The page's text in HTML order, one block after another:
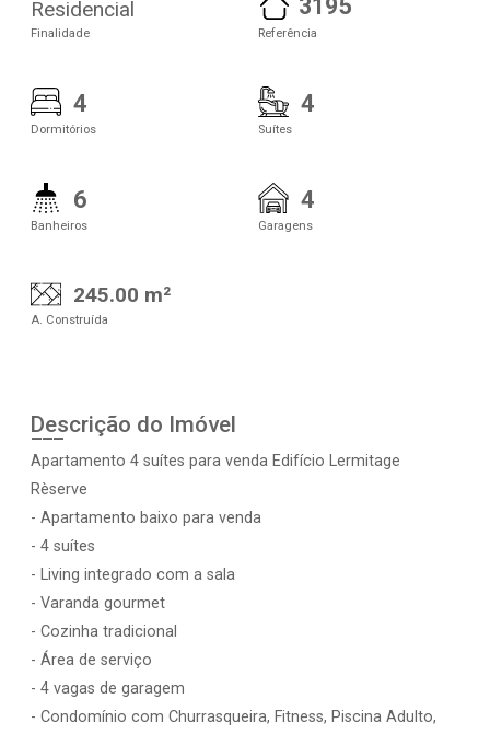
Residencial
Finalidade
3195
Referência
4
Dormitórios
4
Suítes
6
Banheiros
4
Garagens
245.00 m²
A. Construída
Descrição do Imóvel
Apartamento 4 suítes para venda Edifício Lermitage
Rèserve
- Apartamento baixo para venda
- 4 suítes
- Living integrado com a sala
- Varanda gourmet
- Cozinha tradicional
- Área de serviço
- 4 vagas de garagem
- Condomínio com Churrasqueira, Fitness, Piscina Adulto,